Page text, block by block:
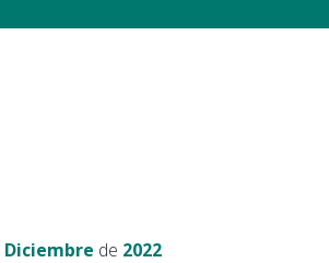
Diciembre de 2022